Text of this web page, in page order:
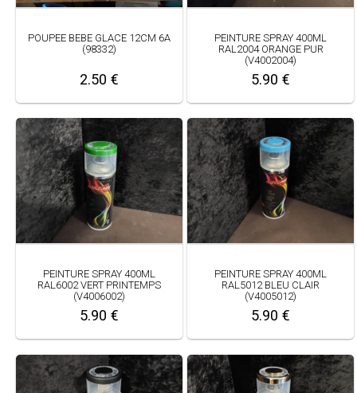
POUPEE BEBE GLACE 12CM 6A
(98332)
2.50 €
PEINTURE SPRAY 400ML
RAL2004 ORANGE PUR
(V4002004)
5.90 €
PEINTURE SPRAY 400ML
RAL6002 VERT PRINTEMPS
(V4006002)
5.90 €
PEINTURE SPRAY 400ML
RAL5012 BLEU CLAIR
(V4005012)
5.90 €